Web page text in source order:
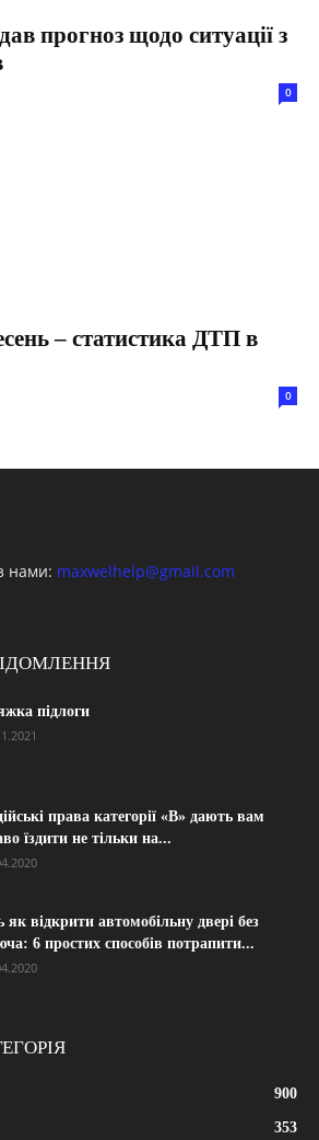
прогноз щодо ситуації з
0
– статистика ДТП в
0
нами: maxwelhelp@gmail.com
підлоги
права категорії «B» дають вам
їздити не тільки на...
як відкрити автомобільну двері без
6 простих способів потрапити...
900
353